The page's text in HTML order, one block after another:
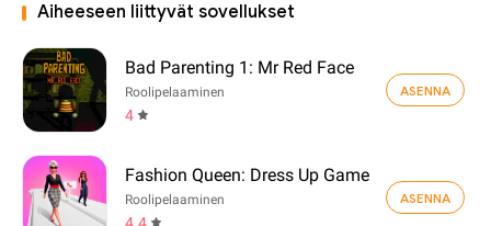
Aiheeseen liittyvät sovellukset
Bad Parenting 1: Mr Red Face
Roolipelaaminen
4
ASENNA
Fashion Queen: Dress Up Game
Roolipelaaminen
4.4
ASENNA